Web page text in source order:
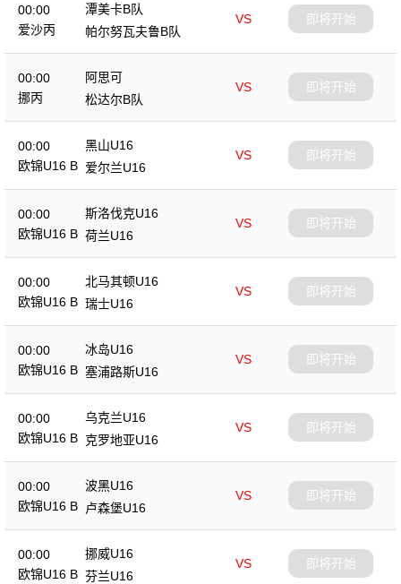
00:00
爱沙丙
潭美卡B队
VS
帕尔努瓦夫鲁B队
即将开始
00:00
挪丙
阿思可
VS
松达尔B队
即将开始
00:00
欧锦U16 B
黑山U16
VS
爱尔兰U16
即将开始
00:00
欧锦U16 B
斯洛伐克U16
VS
荷兰U16
即将开始
00:00
欧锦U16 B
北马其顿U16
VS
瑞士U16
即将开始
00:00
欧锦U16 B
冰岛U16
VS
塞浦路斯U16
即将开始
00:00
欧锦U16 B
乌克兰U16
VS
克罗地亚U16
即将开始
00:00
欧锦U16 B
波黑U16
VS
卢森堡U16
即将开始
00:00
欧锦U16 B
挪威U16
VS
芬兰U16
即将开始